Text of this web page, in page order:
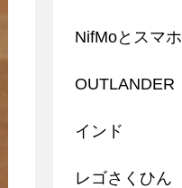
NifMoとスマホ
OUTLANDER
インド
レゴさくひん